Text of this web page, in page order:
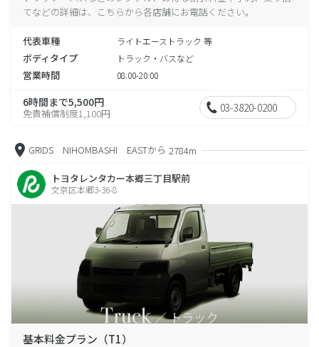
てなどの詳細は、こちらから各店舗にお電話ください。
代表車種 ライトエーストラック 等
ボディタイプ トラック・バスなど
営業時間 08:00-20:00
6時間まで5,500円
免責補償制度1,100円 03-3820-0200
GRIDS NIHOMBASHI EASTから 2784m
トヨタレンタカー本郷三丁目駅前
文京区本郷3-36-8
基本料金プラン（T1）